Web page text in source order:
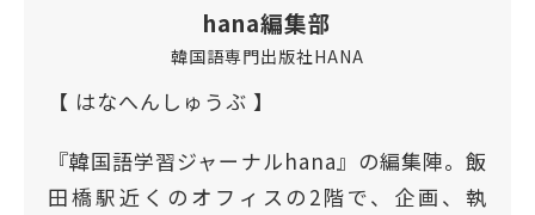
hana編集部
韓国語専門出版社HANA
【 はなへんしゅうぶ 】
『韓国語学習ジャーナルhana』の編集陣。飯
田橋駅近くのオフィスの2階で、企画、執